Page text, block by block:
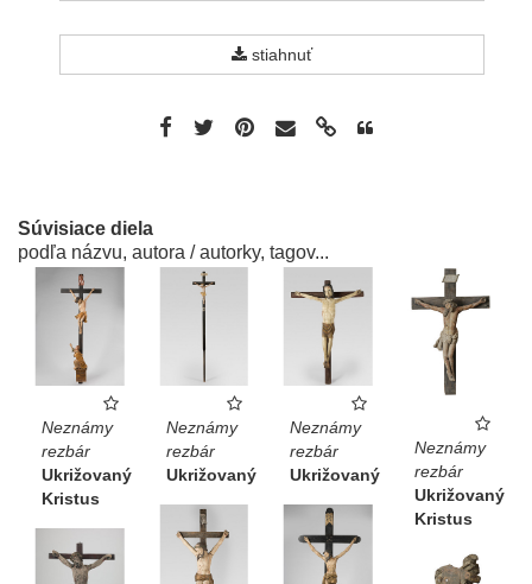
stiahnuť
Súvisiace diela
podľa názvu, autora / autorky, tagov...
Neznámy
rezbár
Ukrižovaný
Kristus
Neznámy
rezbár
Ukrižovaný
Neznámy
rezbár
Ukrižovaný
Neznámy
rezbár
Ukrižovaný
Kristus